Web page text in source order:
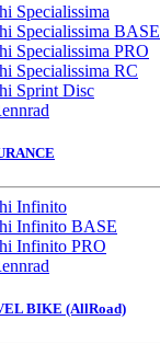
Specialissima
Specialissima BASE
Specialissima PRO
Specialissima RC
Sprint Disc
Infinito
Infinito BASE
Infinito PRO
BIKE (AllRoad)